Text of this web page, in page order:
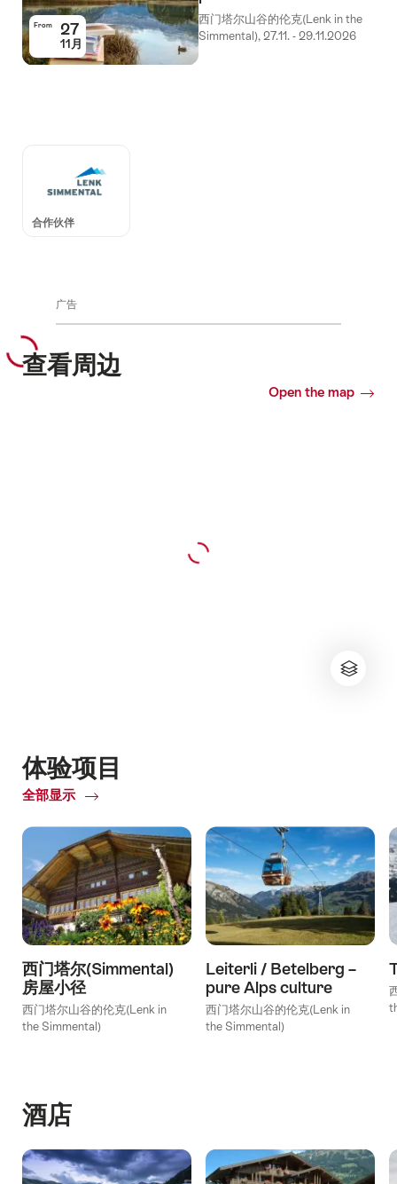
From 27
11月
西门塔尔山谷的伦克(Lenk in the
Simmental), 27.11. - 29.11.2026
合作伙伴
广告
查看周边
Open the map
体验项目
全部显示
of
验
项
目
西门塔尔(Simmental)
房屋小径
西门塔尔山谷的伦克(Lenk in
the Simmental)
Leiterli / Betelberg –
pure Alps culture
西门塔尔山谷的伦克(Lenk in
the Simmental)
酒店